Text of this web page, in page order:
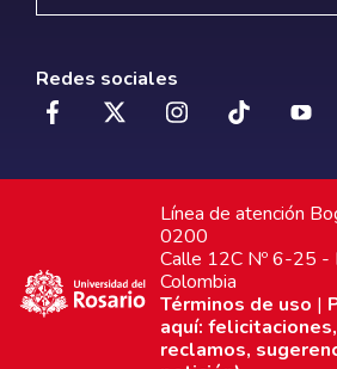
Redes sociales
Línea de atención
0200
Calle 12C Nº 6-25 -
Colombia
Términos de uso |
aquí:
reclamos,